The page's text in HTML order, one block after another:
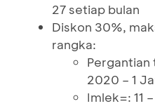
27 setiap bulan
Diskon 30%,
rangka:
Pergantian
2020 – 1
Imlek=: 11